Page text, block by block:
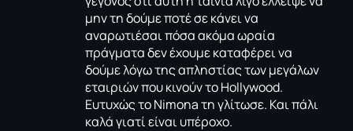
μην τη δούμε ποτέ σε κάνει να
αναρωτιέσαι πόσα ακόμα ωραία
πράγματα δεν έχουμε καταφέρει να
δούμε λόγω της απληστίας των μεγάλων
εταιριών που κινούν το Hollywood.
Ευτυχώς το Nimona τη γλίτωσε. Και πάλι
καλά γιατί είναι υπέροχο.